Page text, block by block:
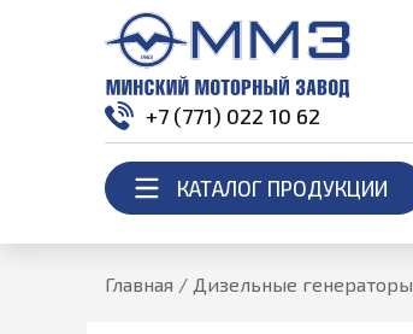
+7 (771) 022 10 62
КАТАЛОГ ПРОДУКЦИИ
Главная / Дизельные генераторы